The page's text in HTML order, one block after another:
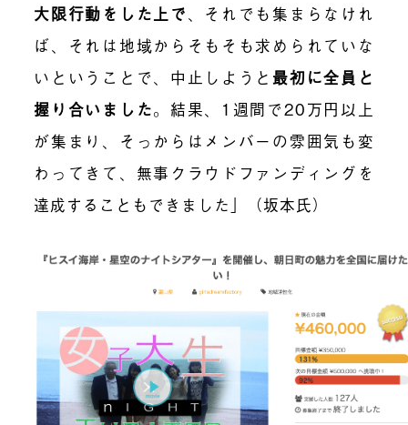
大限行動をした上で、それでも集まらなけれ
ば、それは地域からそもそも求められていな
いということで、中止しようと 最初に全員と
握り合いました。結果、1週間で20万円以上
が集まり、そっからはメンバーの雰囲気も変
わってきて、無事クラウドファンディングを
達成することもできました」（坂本氏）